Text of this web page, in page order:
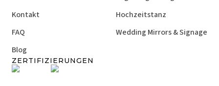
Kontakt
FAQ
Blog
Hochzeitstanz
Wedding Mirrors & Signage
ZERTIFIZIERUNGEN